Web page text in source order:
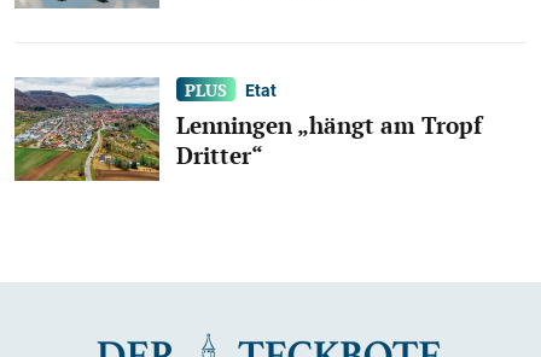
Etat
Lenningen „hängt am Tropf
Dritter“